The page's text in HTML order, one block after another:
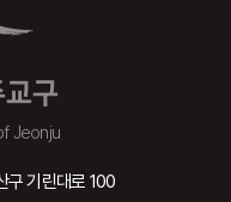
구
Jeonju
구 기린대로 100